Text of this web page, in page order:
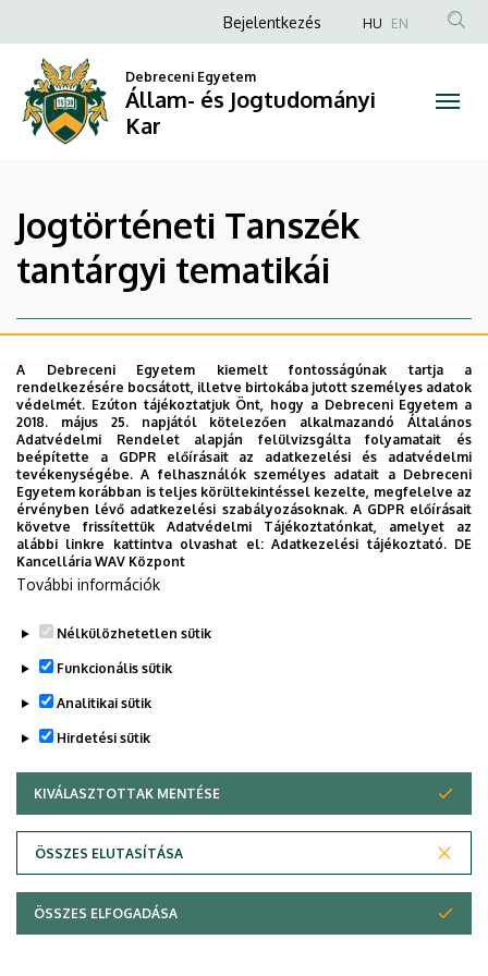
Állam-
és
Jogtudományi
a
tartalomra
Anonim
fiók
menüje
Bejelentkezés HU EN
Debreceni Egyetem
Állam- és Jogtudományi
Kar
Jogtörténeti Tanszék
tantárgyi tematikái
Lista nézet Ikon nézet
Felsőoktatási szakképzés (FOSZ)
Igazságügyi igazgatási alapszak(IGI)
Jogász szak
Adatvédelem
Copyright © 2026 Unideb
A Debreceni Egyetem kiemelt fontosságúnak tartja a
rendelkezésére bocsátott, illetve birtokába jutott személyes adatok
védelmét. Ezúton tájékoztatjuk Önt, hogy a Debreceni Egyetem a
2018. május 25. napjától kötelezően alkalmazandó Általános
Adatvédelmi Rendelet alapján felülvizsgálta folyamatait és
beépítette a GDPR előírásait az adatkezelési és adatvédelmi
tevékenységébe. A felhasználók személyes adatait a Debreceni
Egyetem korábban is teljes körültekintéssel kezelte, megfelelve az
érvényben lévő adatkezelési szabályozásoknak. A GDPR előírásait
követve frissítettük Adatvédelmi Tájékoztatónkat, amelyet az
alábbi linkre kattintva olvashat el:Adatkezelési tájékoztató. DE
Kancellária WAV Központ
További információk
Nélkülözhetetlen sütik
Funkcionális sütik
Analitikai sütik
Hirdetési sütik
KIVÁLASZTOTTAK MENTÉSE
ÖSSZES ELUTASÍTÁSA
WITHDRAW CONSENT
ÖSSZES ELFOGADÁSA